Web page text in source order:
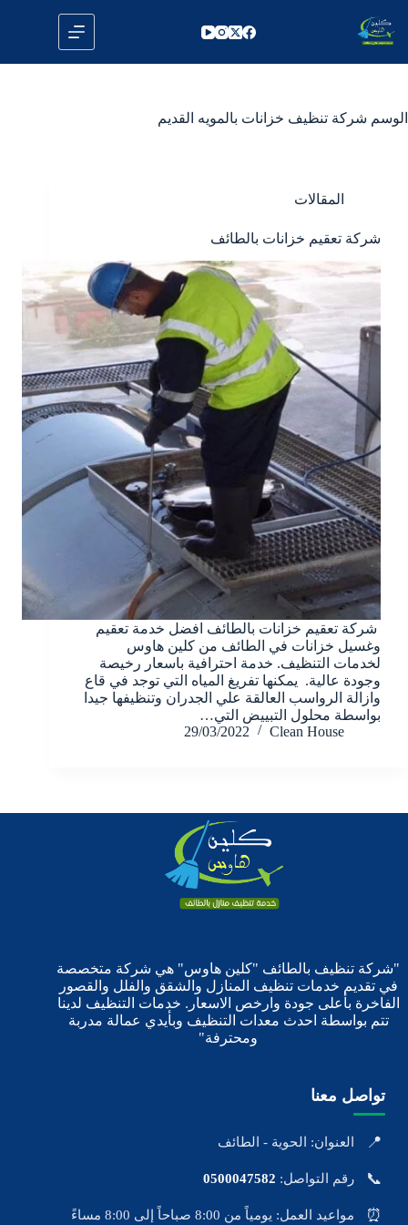
إلى
المحتوى
الوسم شركة تنظيف خزانات بالمويه القديم
المقالات
شركة تعقيم خزانات بالطائف
شركة تعقيم خزانات بالطائف افضل خدمة تعقيم
وغسيل خزانات في الطائف من كلين هاوس
لخدمات التنظيف. خدمة احترافية باسعار رخيصة
وجودة عالية. يمكنها تفريغ المياه التي توجد في قاع
وازالة الرواسب العالقة علي الجدران وتنظيفها جيدا
بواسطة محلول التبييض التي…
Clean House
29/03/2022
"شركة تنظيف بالطائف "كلين هاوس" هي شركة متخصصة
في تقديم خدمات تنظيف المنازل والشقق والفلل والقصور
الفاخرة بأعلى جودة وارخص الاسعار. خدمات التنظيف لدينا
تتم بواسطة احدث معدات التنظيف وبأيدي عمالة مدربة
ومحترفة"
تواصل معنا
📍 العنوان: الحوية - الطائف
📞 رقم التواصل: 0500047582
⏰ مواعيد العمل: يومياً من 8:00 صباحاً إلى 8:00 مساءً